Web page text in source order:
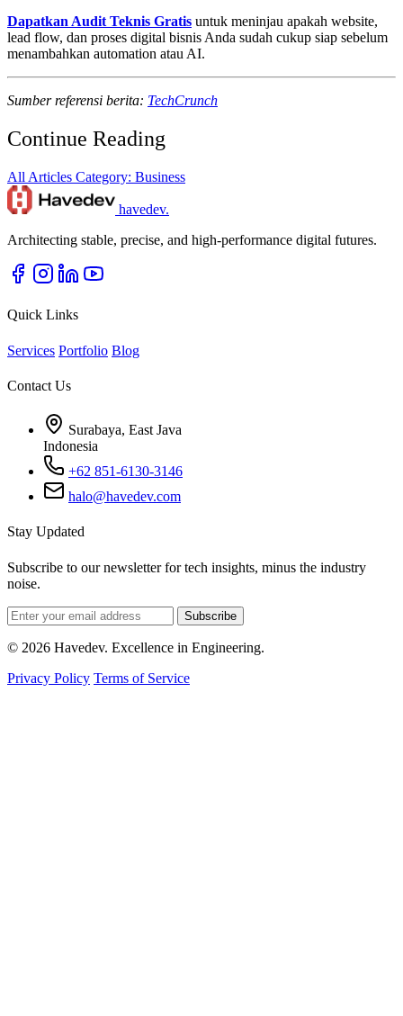
Dapatkan Audit Teknis Gratis untuk meninjau apakah website,
lead flow, dan proses digital bisnis Anda sudah cukup siap sebelum
menambahkan automation atau AI.
Sumber referensi berita: TechCrunch
Continue Reading
All Articles Category: Business
havedev.
Architecting stable, precise, and high-performance digital futures.
Quick Links
Services Portfolio Blog
Contact Us
Surabaya, East Java
Indonesia
+62 851-6130-3146
halo@havedev.com
Stay Updated
Subscribe to our newsletter for tech insights, minus the industry
noise.
Subscribe
© 2026 Havedev. Excellence in Engineering.
Privacy Policy Terms of Service